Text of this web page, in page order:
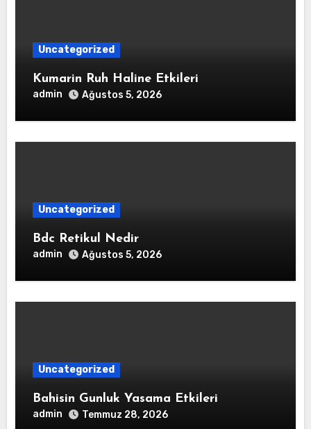
Uncategorized
Kumarin Ruh Haline Etkileri
admin Ağustos 5, 2026
Uncategorized
Bdc Retikul Nedir
admin Ağustos 5, 2026
Uncategorized
Bahisin Gunluk Yasama Etkileri
admin Temmuz 28, 2026